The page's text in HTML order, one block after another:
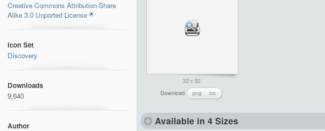
Creative Commons Attribution-Share
Alike 3.0 Unported License
Icon Set
Discovery
Downloads
9,640
Author
32 x 32
Download
png ico
Available in 4 Sizes